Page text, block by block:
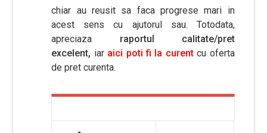
chiar au reusit sa faca progrese mari in
acest sens cu ajutorul sau. Totodata,
apreciaza raportul calitate/pret
excelent, iaraici poti fi la curent cu oferta
de pret curenta.